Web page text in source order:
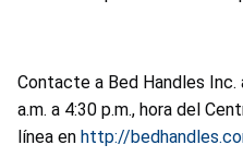
Contacte a Bed Handles
a.m. a 4:30 p.m., hora del
línea en http://